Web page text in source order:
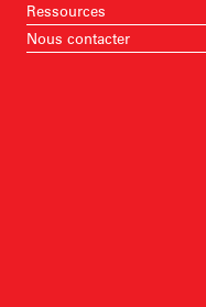
Ressources
Nous contacter